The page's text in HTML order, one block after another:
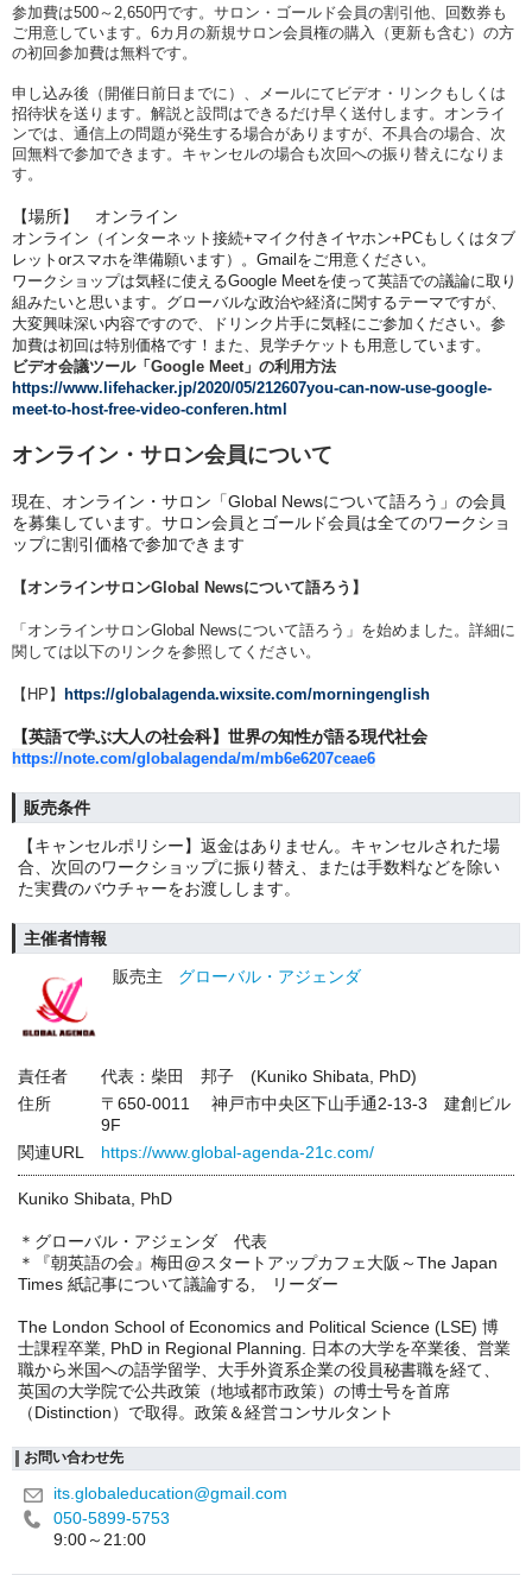
参加費は500～2,650円です。サロン・ゴールド会員の割引他、回数券も
ご用意しています。6カ月の新規サロン会員権の購入（更新も含む）の方
の初回参加費は無料です。
申し込み後（開催日前日までに）、メールにてビデオ・リンクもしくは
招待状を送ります。解説と設問はできるだけ早く送付します。オンライ
ンでは、通信上の問題が発生する場合がありますが、不具合の場合、次
回無料で参加できます。キャンセルの場合も次回への振り替えになりま
す。
【場所】 オンライン
オンライン（インターネット接続+マイク付きイヤホン+PCもしくはタブ
レットorスマホを準備願います）。Gmailをご用意ください。
ワークショップは気軽に使えるGoogle Meetを使って英語での議論に取り
組みたいと思います。グローバルな政治や経済に関するテーマですが、
大変興味深い内容ですので、ドリンク片手に気軽にご参加ください。参
加費は初回は特別価格です！また、見学チケットも用意しています。
ビデオ会議ツール「Google Meet」の利用方法
https://www.lifehacker.jp/2020/05/212607you-can-now-use-google-
meet-to-host-free-video-conferen.html
オンライン・サロン会員について
現在、オンライン・サロン「Global Newsについて語ろう」の会員
を募集しています。サロン会員とゴールド会員は全てのワークショ
ップに割引価格で参加できます
【オンラインサロンGlobal Newsについて語ろう】
「 オンラインサロンGlobal Newsについて語ろう 」を始めました。詳細に
関しては以下のリンクを参照してください。
【HP】 https://globalagenda.wixsite.com/morningenglish
【英語で学ぶ大人の社会科】世界の知性が語る現代社会
https://note.com/globalagenda/m/mb6e6207ceae6
販売条件
【キャンセルポリシー】返金はありません。キャンセルされた場
合、次回のワークショップに振り替え、または手数料などを除い
た実費のバウチャーをお渡しします。
主催者情報
販売主
グローバル・アジェンダ
責任者
代表：柴田 邦子 (Kuniko Shibata, PhD)
住所
〒650-0011 神戸市中央区下山手通2-13-3 建創ビル
9F
関連URL
https://www.global-agenda-21c.com/
Kuniko Shibata, PhD
＊グローバル・アジェンダ 代表
＊『朝英語の会』梅田@スタートアップカフェ大阪～The Japan
Times 紙記事について議論する, リーダー
The London School of Economics and Political Science (LSE) 博
士課程卒業, PhD in Regional Planning. 日本の大学を卒業後、営業
職から米国への語学留学、大手外資系企業の役員秘書職を経て、
英国の大学院で公共政策（地域都市政策）の博士号を首席
（Distinction）で取得。政策＆経営コンサルタント
お問い合わせ先
its.globaleducation@gmail.com
050-5899-5753
9:00～21:00